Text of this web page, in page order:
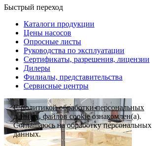
Быстрый переход
Каталоги продукции
Цены насосов
Опросные листы
Руководства по эксплуатации
Сертификаты, разрешения, лицензии
Дилеры
Филиалы, представительства
Сервисные центры
Сполитикой обработки персональных
данных, файлов cookieознакомлен(а).
Соглашаюсь на обработку персональных
данных.